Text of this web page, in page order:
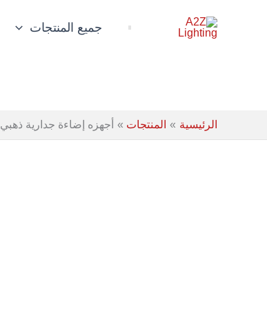
جميع المنتجات
الرئيسية المنتجات أجهزه إضاءة جدارية ذهبي